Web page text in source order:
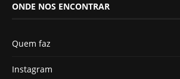
ONDE NOS ENCONTRAR
Quem faz
Instagram